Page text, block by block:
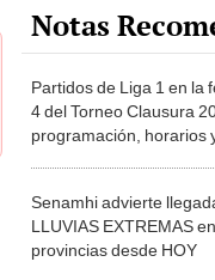
Notas
Partidos de Liga 1 en la
4 del Torneo Clausura
programación, horarios
Senamhi advierte
LLUVIAS EXTREMAS
provincias desde HOY